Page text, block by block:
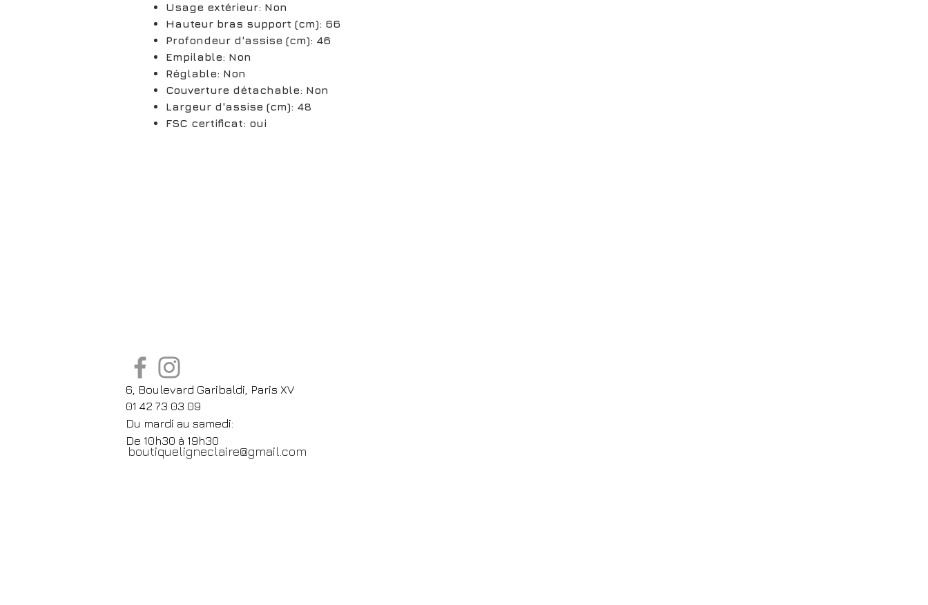
Usage extérieur: Non
Hauteur bras support (cm): 66
Profondeur d'assise (cm): 46
Empilable: Non
Réglable: Non
Couverture détachable: Non
Largeur d'assise (cm): 48
FSC certificat: oui
6, Boulevard Garibaldi, Paris XV
01 42 73 03 09
Du mardi au samedi:
De 10h30 à 19h30
boutiqueligneclaire@gmail.com